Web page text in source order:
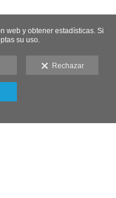
web y obtener estadísticas. Si
su uso.
Rechazar